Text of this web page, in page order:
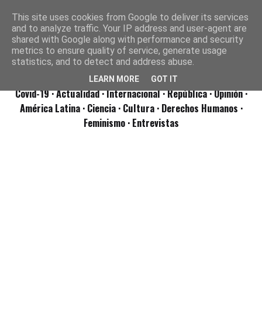
Covid-19· Actualidad· Internacional· República· Opinión·
América Latina · Ciencia · Cultura · Derechos Humanos ·
Feminismo · Entrevistas
This site uses cookies from Google to deliver its services
and to analyze traffic. Your IP address and user-agent are
shared with Google along with performance and security
metrics to ensure quality of service, generate usage
statistics, and to detect and address abuse.
LEARN MORE GOT IT